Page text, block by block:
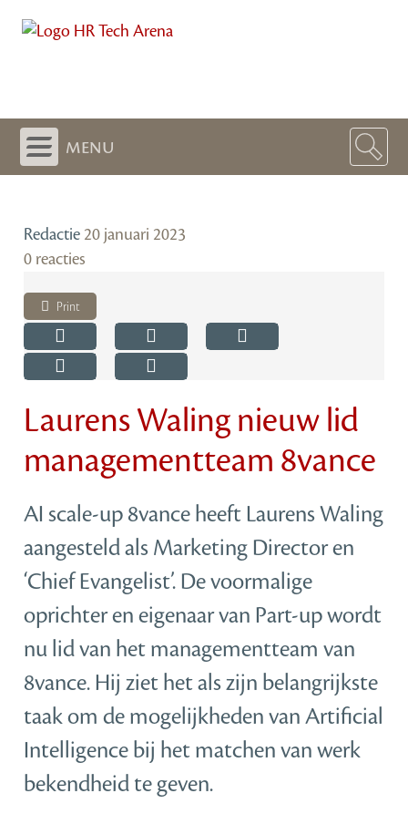
menu
Redactie 20 januari 2023
0 reacties
Print
Laurens Waling nieuw lid
managementteam 8vance
AI scale-up 8vance heeft Laurens Waling
aangesteld als Marketing Director en
‘Chief Evangelist’. De voormalige
oprichter en eigenaar van Part-up wordt
nu lid van het managementteam van
8vance. Hij ziet het als zijn belangrijkste
taak om de mogelijkheden van Artificial
Intelligence bij het matchen van werk
bekendheid te geven.